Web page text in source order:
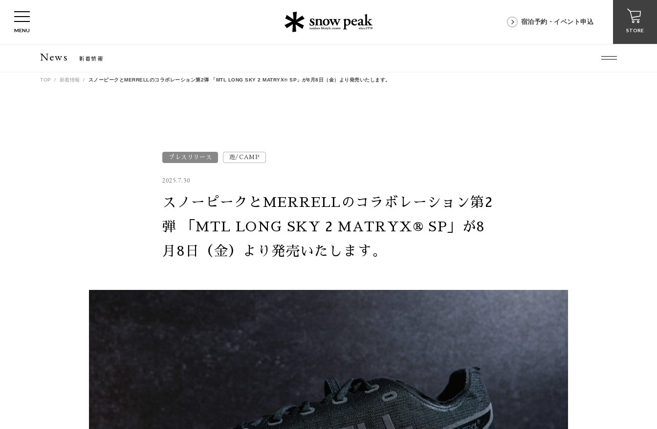
MENU STORE
宿泊予約・イベント申込
News 新着情報
TOP 新着情報 スノーピークとMERRELLのコラボレーション第2弾 「MTL LONG SKY 2 MATRYX® SP」が8月8日（金）より発売いたします。
プレスリリース 遊/CAMP
2025.7.30
スノーピークとMERRELLのコラボレーション第2
弾 「MTL LONG SKY 2 MATRYX® SP」が8
月8日（金）より発売いたします。